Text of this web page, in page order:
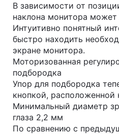
В зависимости от
наклона монитора может
Интуитивно понятный
быстро находить
экране монитора.
Моторизованная
подбородка
Упор для подбородка
кнопкой, расположенной
Минимальный диаметр
глаза 2,2 мм
По сравнению с